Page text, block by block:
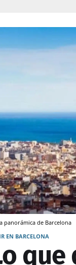
panorámica de Barcelona
EN BARCELONA
que